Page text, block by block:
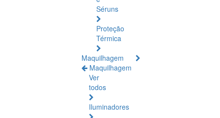
Séruns
Proteção
Térmica
Maquilhagem
Maquilhagem
Ver
todos
Iluminadores